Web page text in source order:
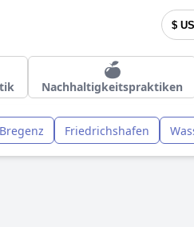
$
Nachhaltigkeitspraktiken
Bregenz Friedrichshafen